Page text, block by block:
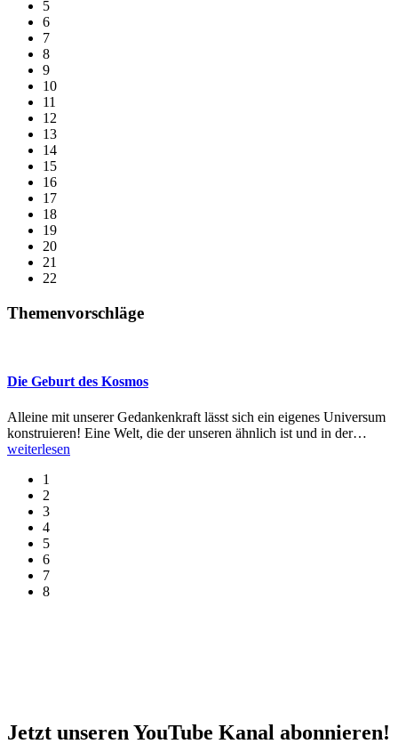
5
6
7
8
9
10
11
12
13
14
15
16
17
18
19
20
21
22
Themenvorschläge
Die Geburt des Kosmos
Alleine mit unserer Gedankenkraft lässt sich ein eigenes Universum
konstruieren! Eine Welt, die der unseren ähnlich ist und in der…
weiterlesen
1
2
3
4
5
6
7
8
Jetzt unseren YouTube Kanal abonnieren!